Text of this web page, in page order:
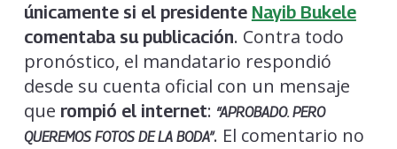
únicamente si el presidente Nayib Bukele
comentaba su publicación. Contra todo
pronóstico, el mandatario respondió
desde su cuenta oficial con un mensaje
que rompió el internet: “APROBADO. PERO
QUEREMOS FOTOS DE LA BODA”. El comentario no